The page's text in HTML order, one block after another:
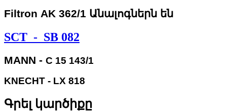
Filtron AK 362/1 Անալոգներն են
SCT - SB 082
MANN - C 15 143/1
KNECHT - LX 818
Գրել կարծիքը